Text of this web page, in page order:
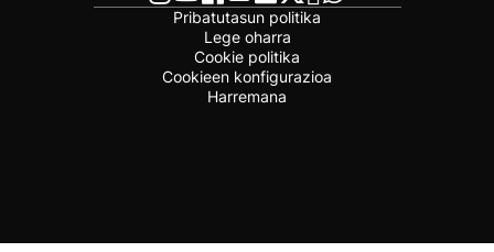
Pribatutasun politika
Lege oharra
Cookie politika
Cookieen konfigurazioa
Harremana